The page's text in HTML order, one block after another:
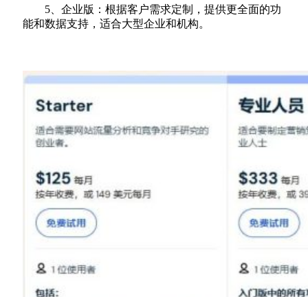
5、企业版：根据客户需求定制，提供更全面的功
能和数据支持，适合大型企业和机构。